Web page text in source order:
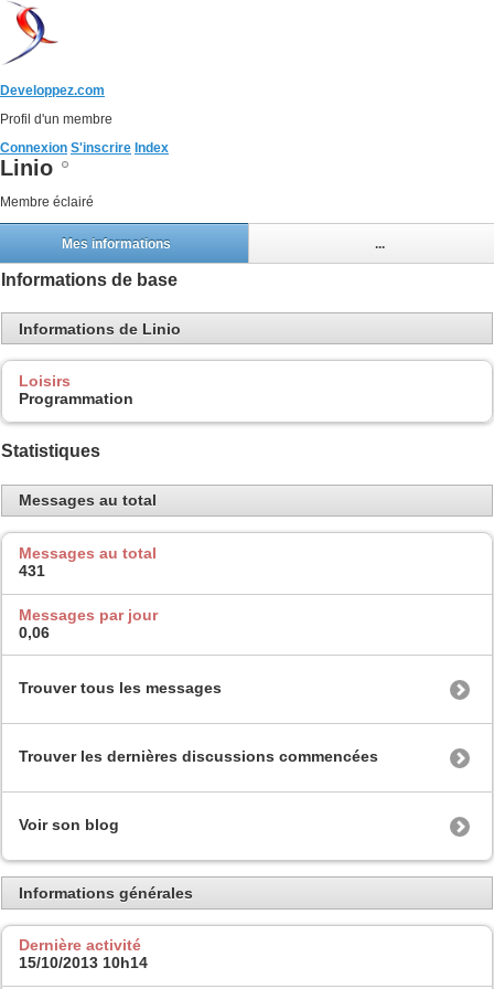
Developpez.com
Profil d'un membre
Connexion S'inscrire Index
Linio
Membre éclairé
Mes informations ...
Informations de base
Informations de Linio
Loisirs
Programmation
Statistiques
Messages au total
Messages au total
431
Messages par jour
0,06
Trouver tous les messages
Trouver les dernières discussions commencées
Voir son blog
Informations générales
Dernière activité
15/10/2013 10h14